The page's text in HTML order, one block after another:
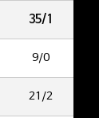
35/1
9/0
21/2